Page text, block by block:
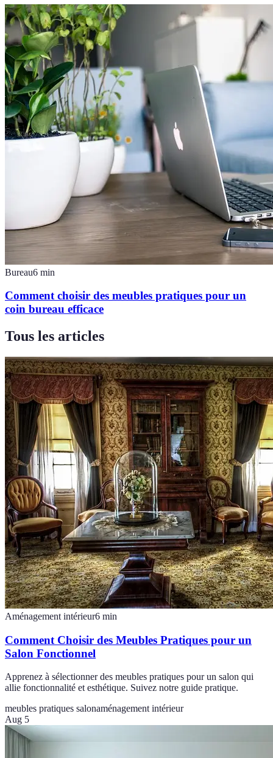
Bureau6 min
Comment choisir des meubles pratiques pour un
coin bureau efficace
Tous les articles
Aménagement intérieur6 min
Comment Choisir des Meubles Pratiques pour un
Salon Fonctionnel
Apprenez à sélectionner des meubles pratiques pour un salon qui
allie fonctionnalité et esthétique. Suivez notre guide pratique.
meubles pratiques salonaménagement intérieur
Aug 5